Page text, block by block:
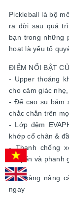
Pickleball là bộ
ra đời sau quá
bạn trong những
hoạt là yếu tố
ĐIỂM NỔI BẬT
- Upper thoáng
cho cảm giác
- Đế cao su bám
chắc chắn trên
- Lớp đệm
khớp cổ chân &
- Thanh chống
chuyển và phanh
Sẵn sàng nâng
ngay